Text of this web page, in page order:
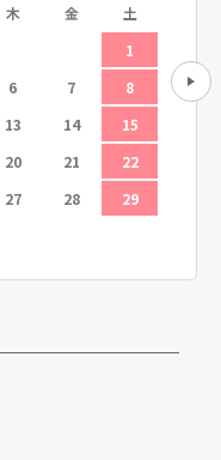
木 金
土
1
6 7
8
13 14
15
20 21
22
27 28
29
6